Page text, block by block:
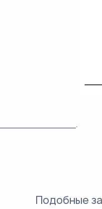
Подобные